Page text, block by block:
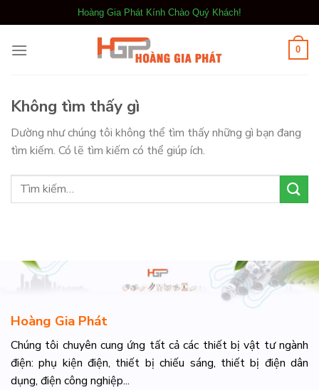
qua
nội
Hoàng Gia Phát Kính Chào Quý Khách!
0
Không tìm thấy gì
Dường như chúng tôi không thể tìm thấy những gì bạn đang
tìm kiếm. Có lẽ tìm kiếm có thể giúp ích.
Hoàng Gia Phát
Chúng tôi chuyên cung ứng tất cả các thiết bị vật tư ngành
điện: phụ kiện điện, thiết bị chiếu sáng, thiết bị điện dân
dụng, điện công nghiệp...